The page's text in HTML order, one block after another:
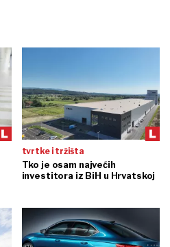
tvrtke i tržišta
Tko je osam najvećih
investitora iz BiH u Hrvatskoj